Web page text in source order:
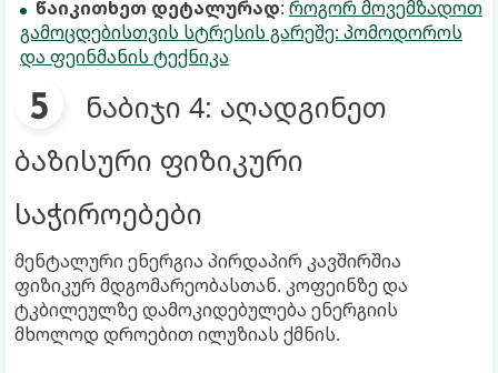
წაიკითხეთ დეტალურად: როგორ მოვემზადოთ
გამოცდებისთვის სტრესის გარეშე: პომოდოროს
და ფეინმანის ტექნიკა
ნაბიჯი 4: აღადგინეთ
ბაზისური ფიზიკური
საჭიროებები
მენტალური ენერგია პირდაპირ კავშირშია
ფიზიკურ მდგომარეობასთან. კოფეინზე და
ტკბილეულზე დამოკიდებულება ენერგიის
მხოლოდ დროებით ილუზიას ქმნის.